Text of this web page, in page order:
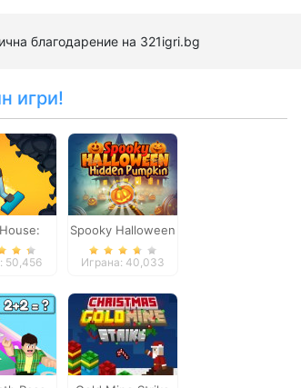
благодарение на 321igri.bg
игри!
and
50,456
Spooky Halloween
Hidden Pumpkin
Играна: 40,033